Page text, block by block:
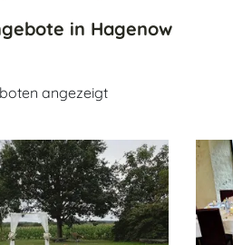
in Hagenow
angezeigt